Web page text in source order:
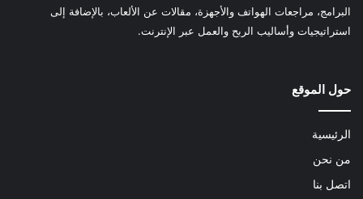
البرامج، مراجعات الهواتف والأجهزة، مقالات عن الألعاب، بالإضافة إلى
استراتيجيات وأساليب الربح والعمل عبر الإنترنت.
حول الموقع
الرئيسية
من نحن
اتصل بنا